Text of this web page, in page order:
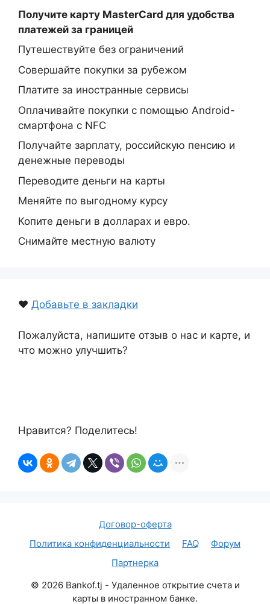
Получите карту MasterCard для удобства
платежей за границей
Путешествуйте без ограничений
Совершайте покупки за рубежом
Платите за иностранные сервисы
Оплачивайте покупки с помощью Android-
смартфона с NFC
Получайте зарплату, российскую пенсию и
денежные переводы
Переводите деньги на карты
Меняйте по выгодному курсу
Копите деньги в долларах и евро.
Снимайте местную валюту
❤️ Добавьте в закладки
Пожалуйста, напишите отзыв о нас и карте, и
что можно улучшить?
Нравится? Поделитесь!
Договор-оферта
Политика конфиденциальности
FAQ
Форум
Партнерка
© 2026 Bankof.tj - Удаленное открытие счета и
карты в иностранном банке.